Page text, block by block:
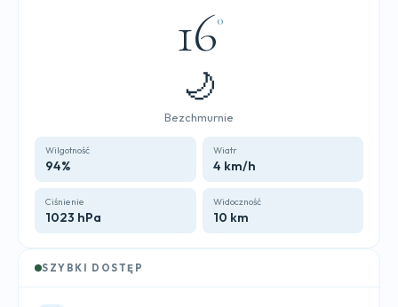
16°
🌙
Bezchmurnie
Wilgotność
94%
Wiatr
4 km/h
Ciśnienie
1023 hPa
Widoczność
10 km
SZYBKI DOSTĘP